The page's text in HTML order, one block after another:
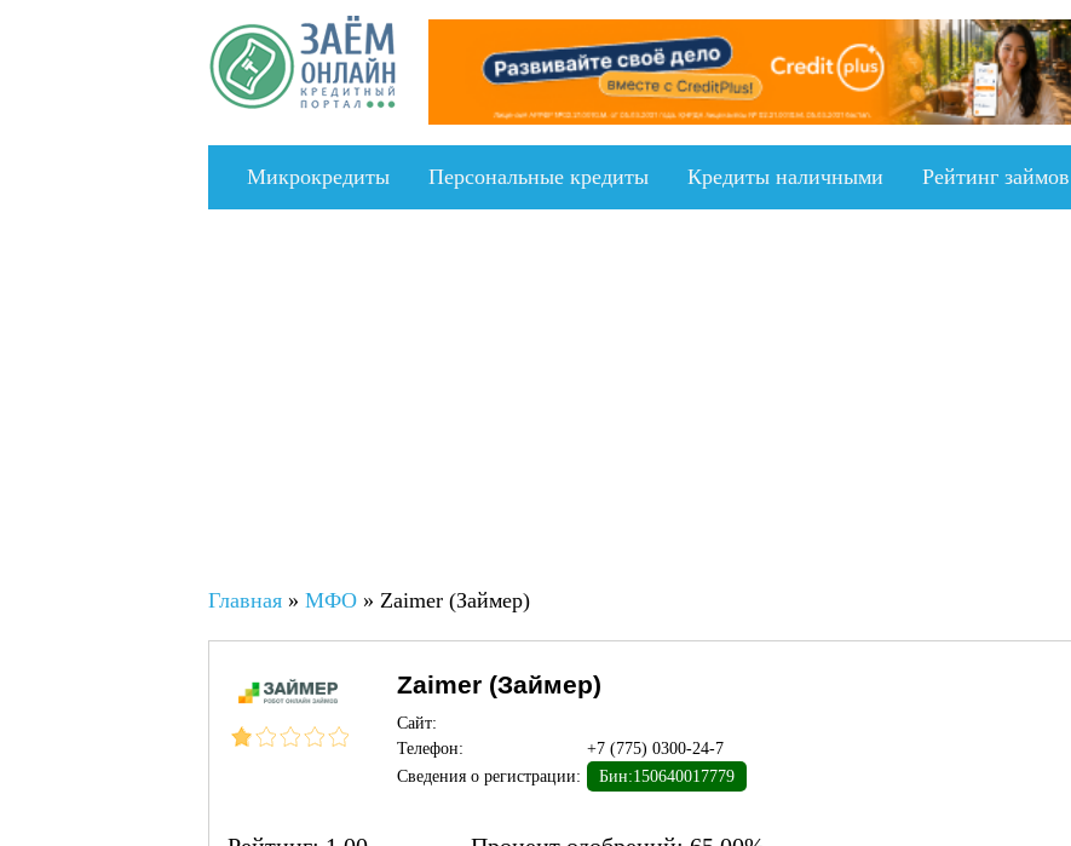
Микрокредиты Персональныe кредиты Кредиты наличными Рейтинг займов
Главная » МФО » Zaimer (Займер)
Zaimer (Займер)
Сайт:
Телефон:
+7 (775) 0300-24-7
Сведения о регистрации:
Бин:150640017779